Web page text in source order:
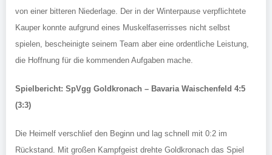
von einer bitteren Niederlage. Der in der Winterpause verpflichtete
Kauper konnte aufgrund eines Muskelfaserrisses nicht selbst
spielen, bescheinigte seinem Team aber eine ordentliche Leistung,
die Hoffnung für die kommenden Aufgaben mache.
Spielbericht: SpVgg Goldkronach – Bavaria Waischenfeld 4:5
(3:3)
Die Heimelf verschlief den Beginn und lag schnell mit 0:2 im
Rückstand. Mit großen Kampfgeist drehte Goldkronach das Spiel